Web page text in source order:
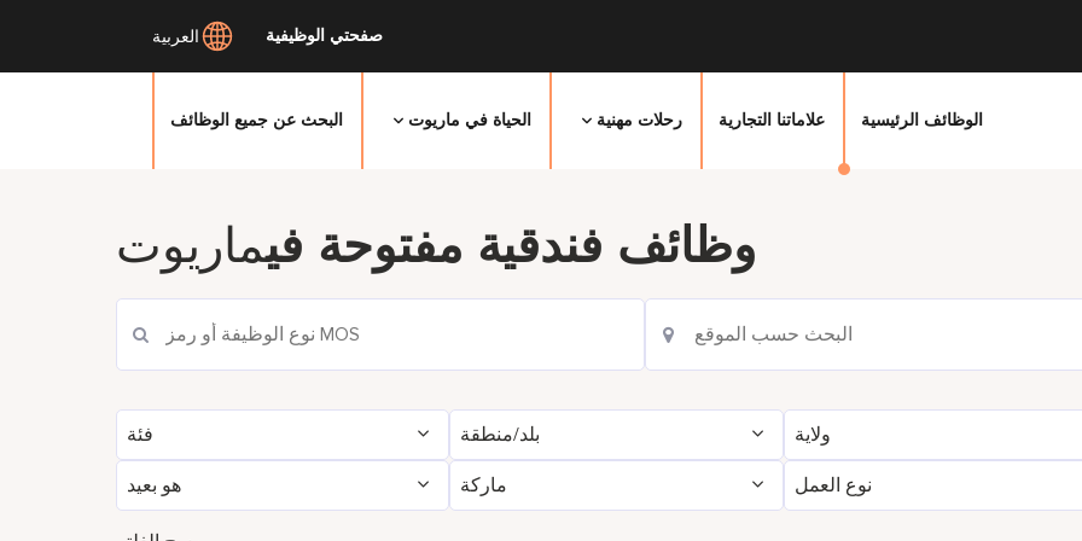
صفحتي الوظيفية العربية
الوظائف الرئيسية علاماتنا التجارية رحلات مهنية الحياة في ماريوت البحث عن جميع الوظائف
وظائف فندقية مفتوحة فيماريوت
فئة بلد/منطقة ولاية
هو بعيد ماركة نوع العمل